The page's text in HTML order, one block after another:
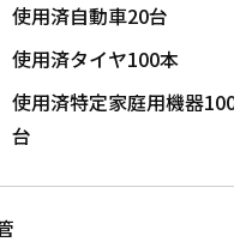
使用済自動車20台
使用済タイヤ100本
使用済特定家庭用機器100
台